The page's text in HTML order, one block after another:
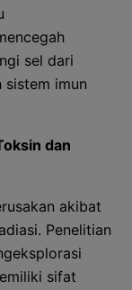
sel dari
sistem imun
dan
akibat
Penelitian
sifat